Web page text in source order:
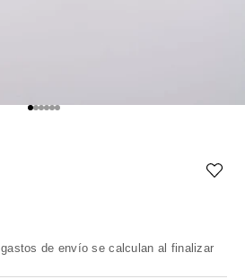
Ir al artículo 1
Ir al artículo 2
Ir al artículo 3
Ir al artículo 4
Ir al artículo 5
Ir al artículo 6
gastos de envío se calculan al finalizar